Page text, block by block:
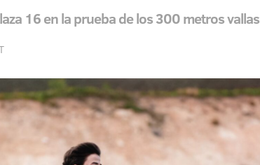
16 en la prueba de los 300 metros vallas